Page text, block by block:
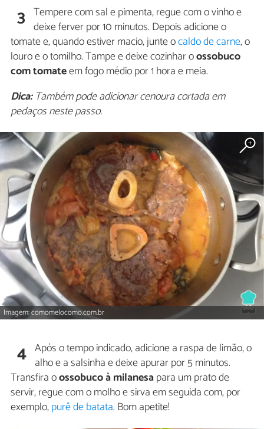
3 Tempere com sal e pimenta, regue com o vinho e
deixe ferver por 10 minutos. Depois adicione o
tomate e, quando estiver macio, junte ocaldo de carne, o
louro e o tomilho. Tampe e deixe cozinhar oossobuco
com tomateem fogo médio por 1 hora e meia.
Dica:Também pode adicionar cenoura cortada em
pedaços neste passo.
Imagem: comomelocomo.com.br
4 Após o tempo indicado, adicione a raspa de limão, o
alho e a salsinha e deixe apurar por 5 minutos.
Transfira oossobuco à milanesapara um prato de
servir, regue com o molho e sirva em seguida com, por
exemplo,purê de batata. Bom apetite!